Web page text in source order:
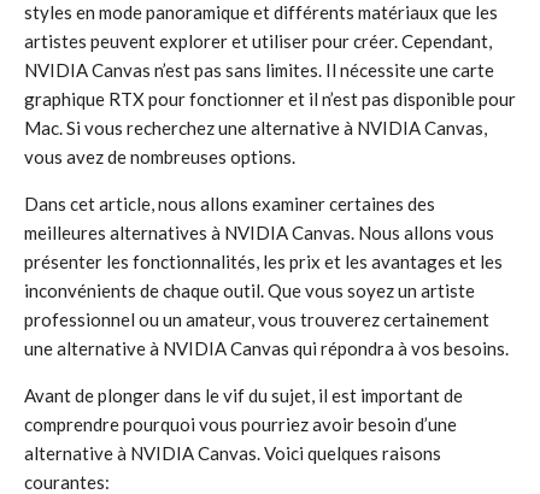
styles en mode panoramique et différents matériaux que les
artistes peuvent explorer et utiliser pour créer. Cependant,
NVIDIA Canvas n’est pas sans limites. Il nécessite une carte
graphique RTX pour fonctionner et il n’est pas disponible pour
Mac. Si vous recherchez une alternative à NVIDIA Canvas,
vous avez de nombreuses options.
Dans cet article, nous allons examiner certaines des
meilleures alternatives à NVIDIA Canvas. Nous allons vous
présenter les fonctionnalités, les prix et les avantages et les
inconvénients de chaque outil. Que vous soyez un artiste
professionnel ou un amateur, vous trouverez certainement
une alternative à NVIDIA Canvas qui répondra à vos besoins.
Avant de plonger dans le vif du sujet, il est important de
comprendre pourquoi vous pourriez avoir besoin d’une
alternative à NVIDIA Canvas. Voici quelques raisons
courantes: